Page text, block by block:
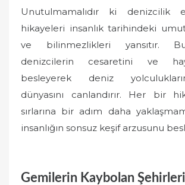
Unutulmamalıdır ki denizcilik
hikayeleri insanlık tarihindeki
ve bilinmezlikleri yansıtır.
denizcilerin cesaretini ve
besleyerek deniz
dünyasını canlandırır. Her bir
sırlarına bir adım daha
insanlığın sonsuz keşif arzusunu
Gemilerin Kaybolan